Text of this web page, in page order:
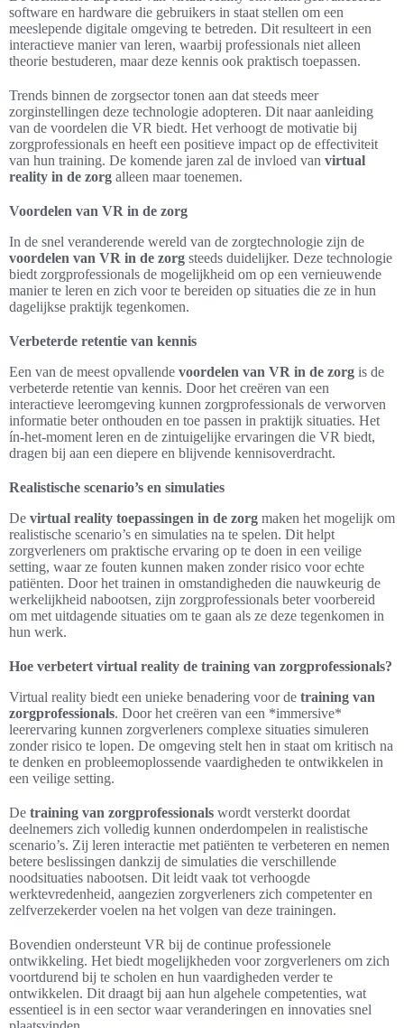
software en hardware die gebruikers in staat stellen om een
meeslepende digitale omgeving te betreden. Dit resulteert in een
interactieve manier van leren, waarbij professionals niet alleen
theorie bestuderen, maar deze kennis ook praktisch toepassen.
Trends binnen de zorgsector tonen aan dat steeds meer
zorginstellingen deze technologie adopteren. Dit naar aanleiding
van de voordelen die VR biedt. Het verhoogt de motivatie bij
zorgprofessionals en heeft een positieve impact op de effectiviteit
van hun training. De komende jaren zal de invloed van virtual
reality in de zorg alleen maar toenemen.
Voordelen van VR in de zorg
In de snel veranderende wereld van de zorgtechnologie zijn de
voordelen van VR in de zorg steeds duidelijker. Deze technologie
biedt zorgprofessionals de mogelijkheid om op een vernieuwende
manier te leren en zich voor te bereiden op situaties die ze in hun
dagelijkse praktijk tegenkomen.
Verbeterde retentie van kennis
Een van de meest opvallende voordelen van VR in de zorg is de
verbeterde retentie van kennis. Door het creëren van een
interactieve leeromgeving kunnen zorgprofessionals de verworven
informatie beter onthouden en toe passen in praktijk situaties. Het
ín-het-moment leren en de zintuigelijke ervaringen die VR biedt,
dragen bij aan een diepere en blijvende kennisoverdracht.
Realistische scenario’s en simulaties
De virtual reality toepassingen in de zorg maken het mogelijk om
realistische scenario’s en simulaties na te spelen. Dit helpt
zorgverleners om praktische ervaring op te doen in een veilige
setting, waar ze fouten kunnen maken zonder risico voor echte
patiënten. Door het trainen in omstandigheden die nauwkeurig de
werkelijkheid nabootsen, zijn zorgprofessionals beter voorbereid
om met uitdagende situaties om te gaan als ze deze tegenkomen in
hun werk.
Hoe verbetert virtual reality de training van zorgprofessionals?
Virtual reality biedt een unieke benadering voor de training van
zorgprofessionals. Door het creëren van een *immersive*
leerervaring kunnen zorgverleners complexe situaties simuleren
zonder risico te lopen. De omgeving stelt hen in staat om kritisch na
te denken en probleemoplossende vaardigheden te ontwikkelen in
een veilige setting.
De training van zorgprofessionals wordt versterkt doordat
deelnemers zich volledig kunnen onderdompelen in realistische
scenario’s. Zij leren interactie met patiënten te verbeteren en nemen
betere beslissingen dankzij de simulaties die verschillende
noodsituaties nabootsen. Dit leidt vaak tot verhoogde
werktevredenheid, aangezien zorgverleners zich competenter en
zelfverzekerder voelen na het volgen van deze trainingen.
Bovendien ondersteunt VR bij de continue professionele
ontwikkeling. Het biedt mogelijkheden voor zorgverleners om zich
voortdurend bij te scholen en hun vaardigheden verder te
ontwikkelen. Dit draagt bij aan hun algehele competenties, wat
essentieel is in een sector waar veranderingen en innovaties snel